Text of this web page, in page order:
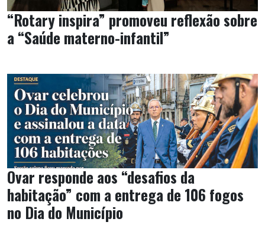
“Rotary inspira” promoveu reflexão sobre
a “Saúde materno-infantil”
Ovar responde aos “desafios da
habitação” com a entrega de 106 fogos
no Dia do Município